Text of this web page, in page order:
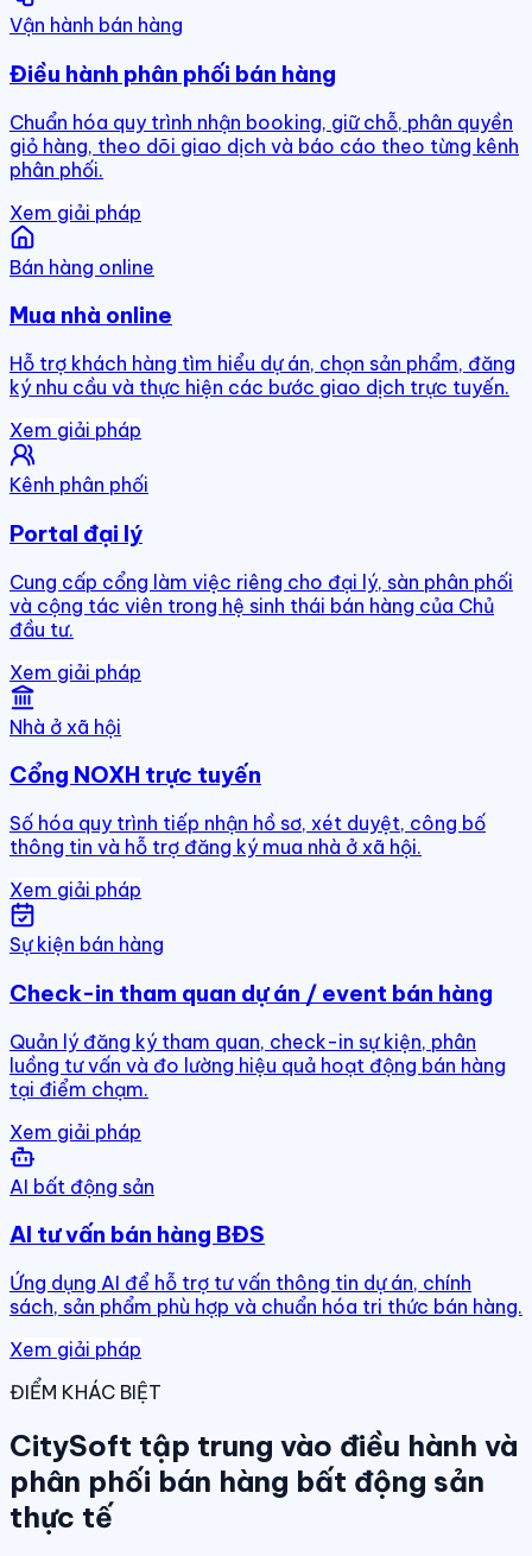
Vận hành bán hàng
Điều hành phân phối bán hàng
Chuẩn hóa quy trình nhận booking, giữ chỗ, phân quyền
giỏ hàng, theo dõi giao dịch và báo cáo theo từng kênh
phân phối.
Xem giải pháp
Bán hàng online
Mua nhà online
Hỗ trợ khách hàng tìm hiểu dự án, chọn sản phẩm, đăng
ký nhu cầu và thực hiện các bước giao dịch trực tuyến.
Xem giải pháp
Kênh phân phối
Portal đại lý
Cung cấp cổng làm việc riêng cho đại lý, sàn phân phối
và cộng tác viên trong hệ sinh thái bán hàng của Chủ
đầu tư.
Xem giải pháp
Nhà ở xã hội
Cổng NOXH trực tuyến
Số hóa quy trình tiếp nhận hồ sơ, xét duyệt, công bố
thông tin và hỗ trợ đăng ký mua nhà ở xã hội.
Xem giải pháp
Sự kiện bán hàng
Check-in tham quan dự án / event bán hàng
Quản lý đăng ký tham quan, check-in sự kiện, phân
luồng tư vấn và đo lường hiệu quả hoạt động bán hàng
tại điểm chạm.
Xem giải pháp
AI bất động sản
AI tư vấn bán hàng BĐS
Ứng dụng AI để hỗ trợ tư vấn thông tin dự án, chính
sách, sản phẩm phù hợp và chuẩn hóa tri thức bán hàng.
Xem giải pháp
ĐIỂM KHÁC BIỆT
CitySoft tập trung vào điều hành và
phân phối bán hàng bất động sản
thực tế